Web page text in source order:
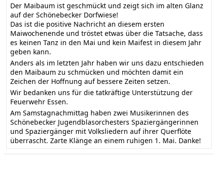
Der Maibaum ist geschmückt und zeigt sich im alten Glanz
auf der Schönebecker Dorfwiese!
Das ist die positive Nachricht an diesem ersten
Maiwochenende und tröstet etwas über die Tatsache, dass
es keinen Tanz in den Mai und kein Maifest in diesem Jahr
geben kann.
Anders als im letzten Jahr haben wir uns dazu entschieden
den Maibaum zu schmücken und möchten damit ein
Zeichen der Hoffnung auf bessere Zeiten setzen.
Wir bedanken uns für die tatkräftige Unterstützung der
Feuerwehr Essen.
Am Samstagnachmittag haben zwei Musikerinnen des
Schönebecker Jugendblasorchesters Spaziergängerinnen
und Spaziergänger mit Volksliedern auf ihrer Querflöte
überrascht. Zarte Klänge an einem ruhigen 1. Mai. Danke!